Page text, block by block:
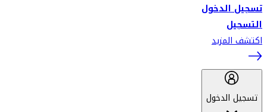
تسجيل الدخول
التسجيل
اكتشف المزيد
تسجيل الدخول